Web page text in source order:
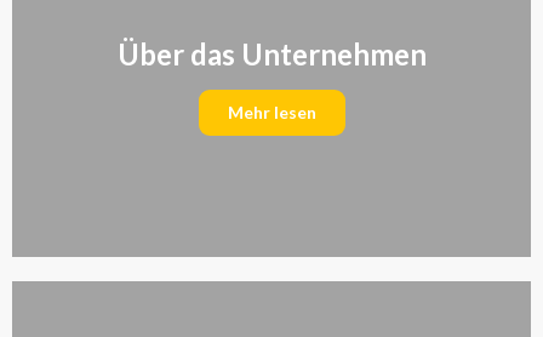
Über das Unternehmen
Mehr lesen